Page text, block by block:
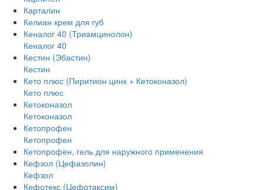
Карталин
Келиан крем для губ
Кеналог 40 (Триамцинолон)
Кеналог 40
Кестин (Эбастин)
Кестин
Кето плюс (Пиритион цинк + Кетоконазол)
Кето плюс
Кетоконазол
Кетоконазол
Кетопрофен
Кетопрофен
Кетопрофен, гель для наружного применения
Кефзол (Цефазолин)
Кефзол
Кефотекс (Цефотаксим)